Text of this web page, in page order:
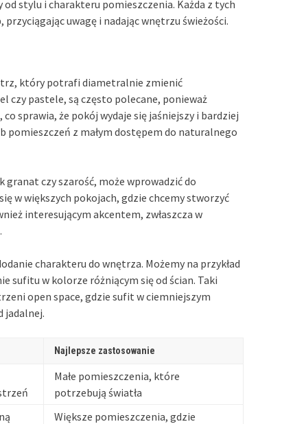
stylu i charakteru pomieszczenia. Każda z tych
uwagę i nadając wnętrzu świeżości.
który potrafi diametralnie zmienić
czy pastele, są często polecane, ponieważ
co sprawia, że pokój wydaje się jaśniejszy i bardziej
pomieszczeń z małym dostępem do naturalnego
granat czy szarość, może wprowadzić do
w większych pokojach, gdzie chcemy stworzyć
interesującym akcentem, zwłaszcza w
charakteru do wnętrza. Możemy na przykład
sufitu w kolorze różniącym się od ścian. Taki
open space, gdzie sufit w ciemniejszym
jadalnej.
Najlepsze zastosowanie
Małe pomieszczenia, które
potrzebują światła
Większe pomieszczenia, gdzie